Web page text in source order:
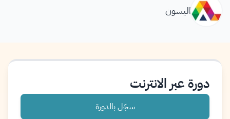
اليسون
دورة عبر الانترنت
سجّل بالدورة